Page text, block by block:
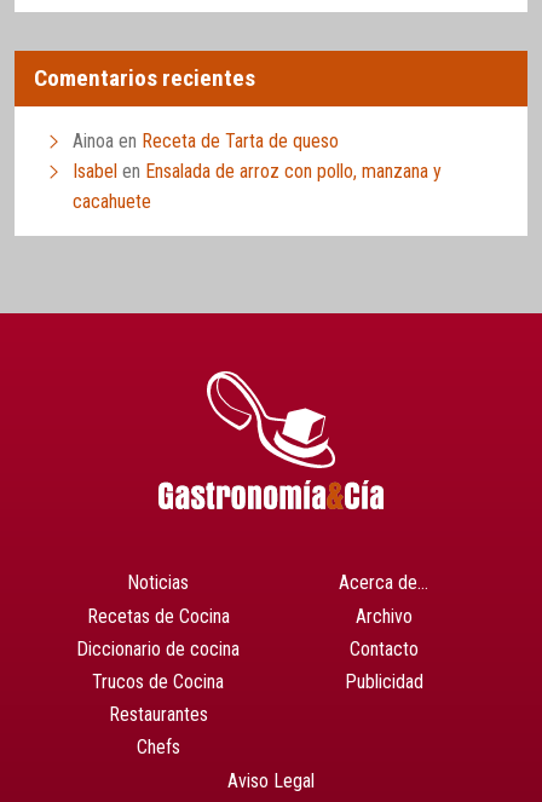
Comentarios recientes
Ainoa en Receta de Tarta de queso
Isabel en Ensalada de arroz con pollo, manzana y
cacahuete
Noticias
Recetas de Cocina
Diccionario de cocina
Trucos de Cocina
Restaurantes
Chefs
Acerca de…
Archivo
Contacto
Publicidad
Aviso Legal